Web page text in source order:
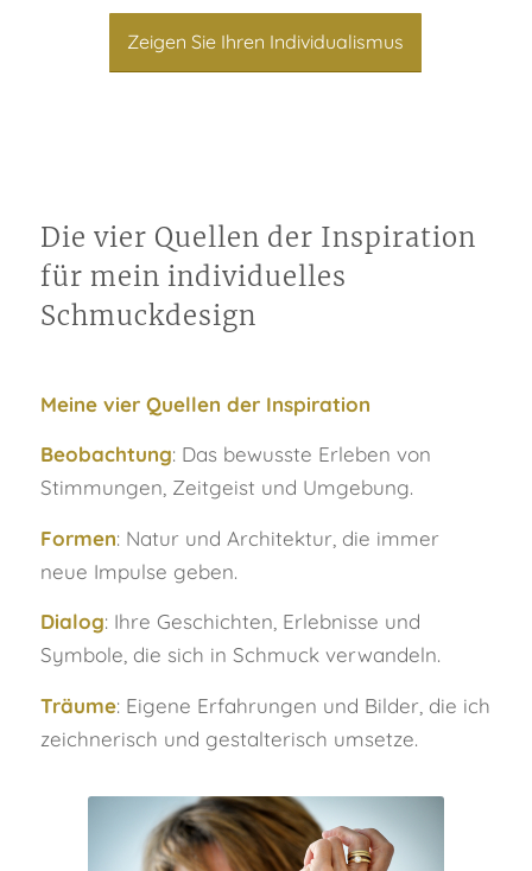
Zeigen Sie Ihren Individualismus
Die vier Quellen der Inspiration
für mein individuelles
Schmuckdesign
Meine vier Quellen der Inspiration
Beobachtung: Das bewusste Erleben von
Stimmungen, Zeitgeist und Umgebung.
Formen: Natur und Architektur, die immer
neue Impulse geben.
Dialog: Ihre Geschichten, Erlebnisse und
Symbole, die sich in Schmuck verwandeln.
Träume: Eigene Erfahrungen und Bilder, die ich
zeichnerisch und gestalterisch umsetze.